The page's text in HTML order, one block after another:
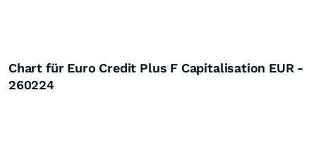
Chart für Euro Credit Plus F Capitalisation EUR -
260224